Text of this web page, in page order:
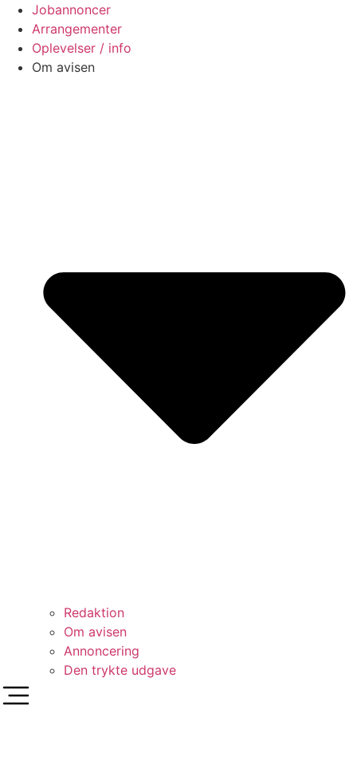
Jobannoncer
Arrangementer
Oplevelser / info
Om avisen
Redaktion
Om avisen
Annoncering
Den trykte udgave